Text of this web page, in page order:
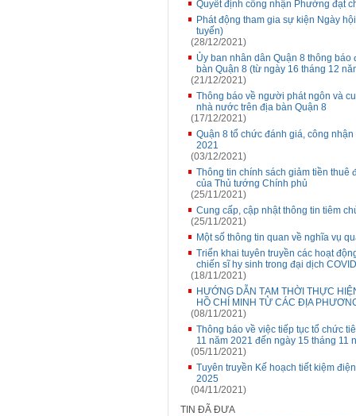
Quyết định công nhận Phường đạt
Phát động tham gia sự kiện Ngày
tuyến)
(28/12/2021)
Ủy ban nhân dân Quận 8 thông
bàn Quận 8 (từ ngày 16 tháng 12
(21/12/2021)
Thông báo về người phát ngôn và
nhà nước trên địa bàn Quận 8
(17/12/2021)
Quận 8 tổ chức đánh giá, công
2021
(03/12/2021)
Thông tin chính sách giảm tiền thuê
của Thủ tướng Chính phủ
(25/11/2021)
Cung cấp, cập nhật thông tin tiêm
(25/11/2021)
Một số thông tin quan về nghĩa vụ
Triển khai tuyên truyền các hoạt
chiến sĩ hy sinh trong đại dịch
(18/11/2021)
HƯỚNG DẪN TẠM THỜI THỰC
HỒ CHÍ MINH TỪ CÁC ĐỊA
(08/11/2021)
Thông báo về việc tiếp tục tổ chức
11 năm 2021 đến ngày 15 tháng 11
(05/11/2021)
Tuyên truyền Kế hoạch tiết kiệm
2025
(04/11/2021)
TIN ĐÃ ĐƯA